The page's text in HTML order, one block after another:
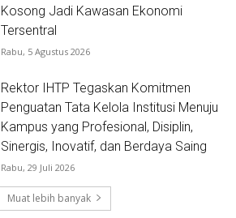
Kosong Jadi Kawasan Ekonomi
Tersentral
Rabu, 5 Agustus 2026
Rektor IHTP Tegaskan Komitmen
Penguatan Tata Kelola Institusi Menuju
Kampus yang Profesional, Disiplin,
Sinergis, Inovatif, dan Berdaya Saing
Rabu, 29 Juli 2026
Muat lebih banyak